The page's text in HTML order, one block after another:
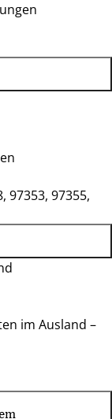
97353, 97355,
im Ausland –